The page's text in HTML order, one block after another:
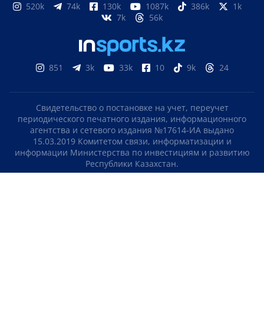
520k 74k 130k 1087k 386k
1k
7k
56k
851 3k 33k 10 9k 24
Свидетельство о постановке на учет, переучет
периодического печатного издания, информационного
агентства и сетевого издания №17614-ИА выдано
15.03.2019 Комитетом связи, информатизации и
информации Министерства по инвестициям и развитию
Республики Казахстан.